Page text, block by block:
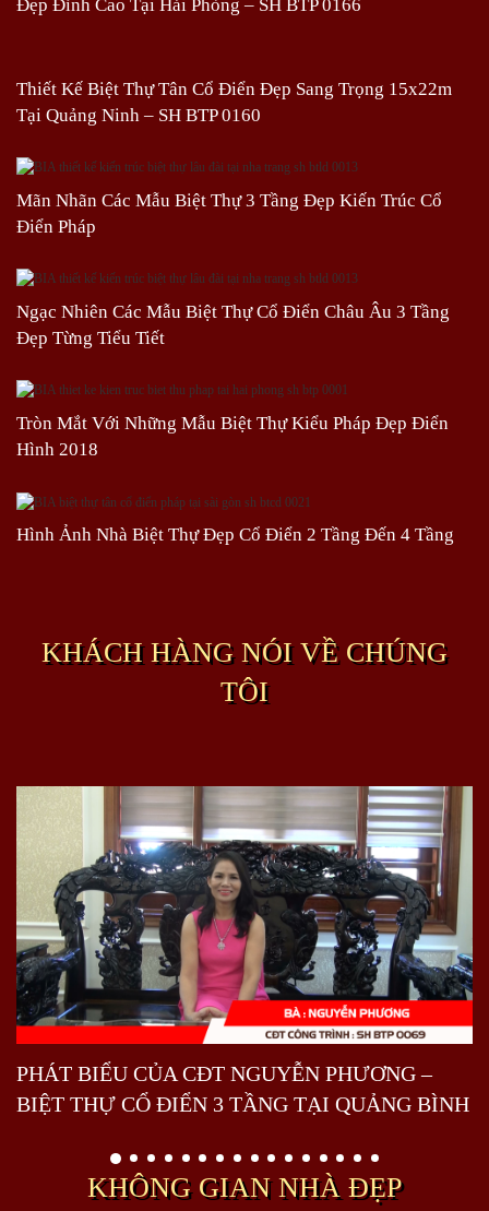
Đẹp Đỉnh Cao Tại Hải Phòng – SH BTP 0166
Thiết Kế Biệt Thự Tân Cổ Điển Đẹp Sang Trọng 15x22m
Tại Quảng Ninh – SH BTP 0160
Mãn Nhãn Các Mẫu Biệt Thự 3 Tầng Đẹp Kiến Trúc Cổ
Điển Pháp
Ngạc Nhiên Các Mẫu Biệt Thự Cổ Điển Châu Âu 3 Tầng
Đẹp Từng Tiểu Tiết
Tròn Mắt Với Những Mẫu Biệt Thự Kiểu Pháp Đẹp Điển
Hình 2018
Hình Ảnh Nhà Biệt Thự Đẹp Cổ Điển 2 Tầng Đến 4 Tầng
KHÁCH HÀNG NÓI VỀ CHÚNG
TÔI
PHÁT BIỂU CỦA CĐT NGUYỄN PHƯƠNG –
BIỆT THỰ CỔ ĐIỂN 3 TẦNG TẠI QUẢNG BÌNH
KHÔNG GIAN NHÀ ĐẸP